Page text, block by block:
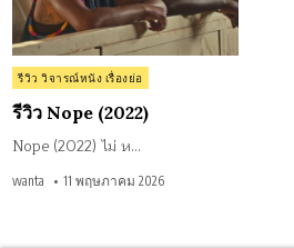
Posted
in
รีวิว วิจารณ์หนัง เรื่องย่อ
รีวิว Nope (2022)
Nope (2022) ไม่ ห…
wanta 11 พฤษภาคม 2026